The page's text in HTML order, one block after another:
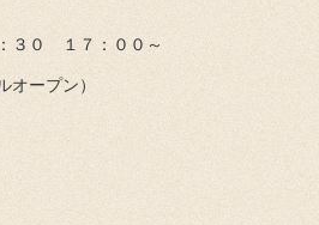
０ １７：００～
ープン）